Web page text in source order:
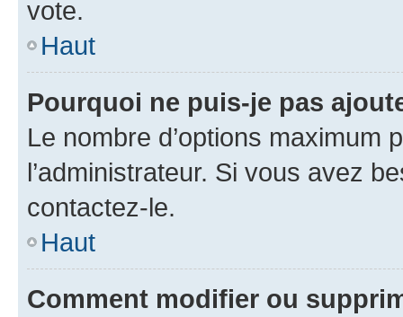
vote.
Haut
Pourquoi ne puis-je pas
Le nombre d’options maximum
l’administrateur. Si vous avez
contactez-le.
Haut
Comment modifier ou